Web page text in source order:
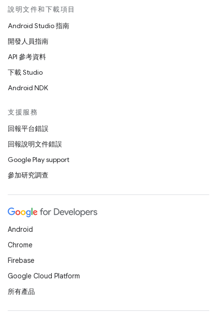
說明文件和下載項目
Android Studio 指南
開發人員指南
API 參考資料
下載 Studio
Android NDK
支援服務
回報平台錯誤
回報說明文件錯誤
Google Play support
參加研究調查
Android
Chrome
Firebase
Google Cloud Platform
所有產品